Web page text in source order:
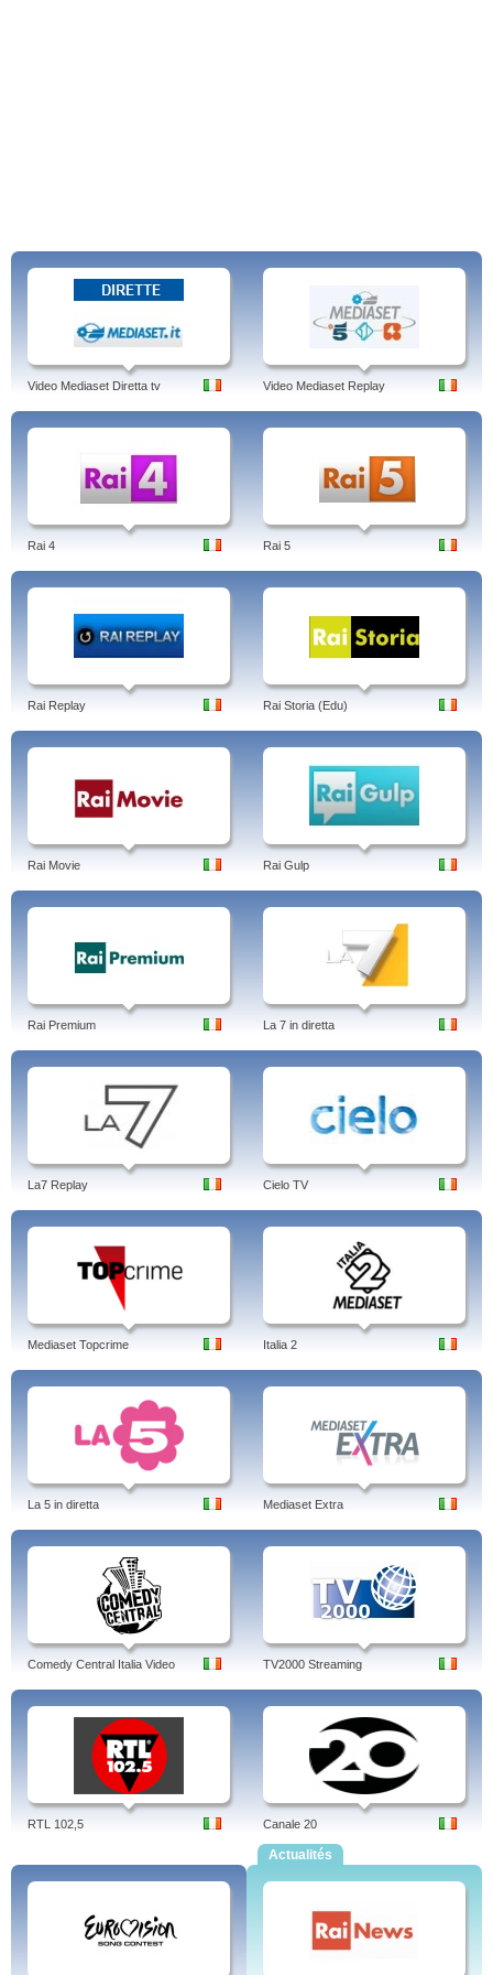
Video Mediaset Diretta tv Video Mediaset Replay
Rai 4 Rai 5
Rai Replay Rai Storia (Edu)
Rai Movie Rai Gulp
Rai Premium La 7 in diretta
La7 Replay Cielo TV
Mediaset Topcrime Italia 2
La 5 in diretta Mediaset Extra
Comedy Central Italia Video TV2000 Streaming
RTL 102,5 Canale 20
Actualités